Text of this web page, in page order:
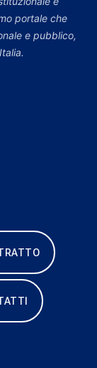
portale che
e pubblico,